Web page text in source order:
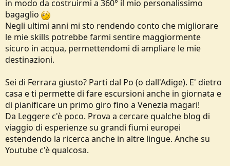
in modo da costruirmi a 360° il mio personalissimo
bagaglio
Negli ultimi anni mi sto rendendo conto che migliorare
le mie skills potrebbe farmi sentire maggiormente
sicuro in acqua, permettendomi di ampliare le mie
destinazioni.
Sei di Ferrara giusto? Parti dal Po (o dall'Adige). E' dietro
casa e ti permette di fare escursioni anche in giornata e
di pianificare un primo giro fino a Venezia magari!
Da Leggere c'è poco. Prova a cercare qualche blog di
viaggio di esperienze su grandi fiumi europei
estendendo la ricerca anche in altre lingue. Anche su
Youtube c'è qualcosa.